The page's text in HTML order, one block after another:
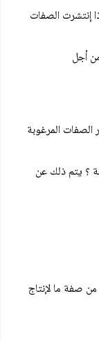
الصفات
أجل
الصفات المرغوبة
؟ يتم ذلك عن
صفة ما لإنتاج